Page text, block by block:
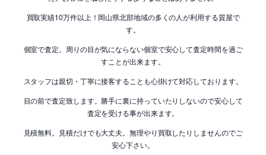
買取実績10万件以上！岡山県北部地域の多くの人が利用する質屋で
す。
個室で査定。周りの目が気にならない個室で安心して査定時間を過ご
すことが出来ます。
スタッフは親切・丁寧に接客することも心掛けて対応しております。
目の前で査定致します。勝手に裏に持っていたりしないので安心して
査定を受ける事が出来ます。
見積無料。見積だけでも大丈夫。無理やり買取したりしませんのでご
安心下さい。